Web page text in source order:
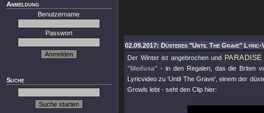
Anmeldung
Benutzername
Passwort
Suche
02.09.2017: Düsteres "Until The Grave" Lyric-
Der Winter ist angebrochen und
"Medusa" - in den Regalen, das die Briten
Lyricvideo zu 'Until The Grave', einem der
Growls lebt - seht den Clip hier: